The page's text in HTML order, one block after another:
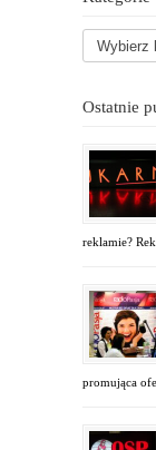
Ostatnie
reklamie?
promująca